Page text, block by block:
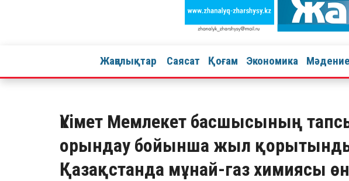
Жаңалықтар Саясат Қоғам Экономика
Үкімет Мемлекет басшысының
орындау бойынша жыл
Қазақстанда мұнай-газ химиясы